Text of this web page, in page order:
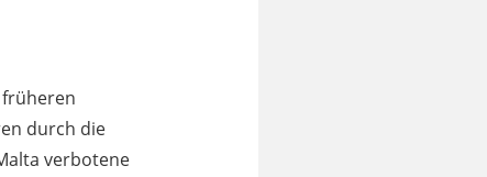
durch die
verbotene